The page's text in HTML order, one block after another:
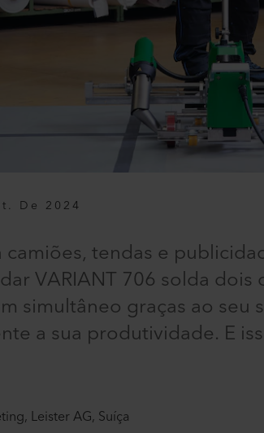
De 2024
tendas e
VARIANT 706 solda dois
simultâneo graças ao seu
a sua produtividade. E
Leister AG, Suíça